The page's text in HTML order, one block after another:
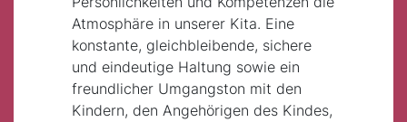
Atmosphäre in unserer Kita. Eine
konstante, gleichbleibende, sichere
und eindeutige Haltung sowie ein
freundlicher Umgangston mit den
Kindern, den Angehörigen des Kindes,